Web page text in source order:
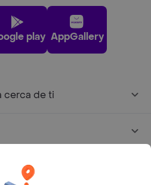
play AppGallery
cerca de ti